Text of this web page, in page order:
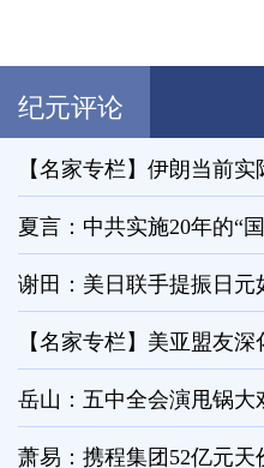
纪元评论
【名家专栏】伊朗当前
夏言：中共实施20年的“
谢田：美日联手提振日元
【名家专栏】美亚盟友
岳山：五中全会演甩锅大
萧易：携程集团52亿元天